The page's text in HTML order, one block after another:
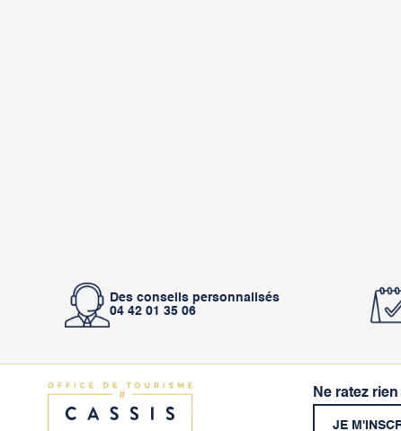
Des conseils personnalisés
04 42 01 35 06
Ne ratez
JE